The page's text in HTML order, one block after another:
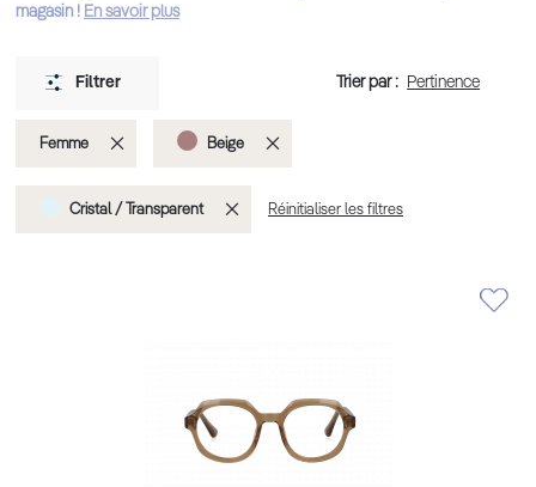
magasin ! En savoir plus
Filtrer Trier par :
Femme Supprimer Beige
Cristal / Transparent Supprimer
Réinitialiser les filtres